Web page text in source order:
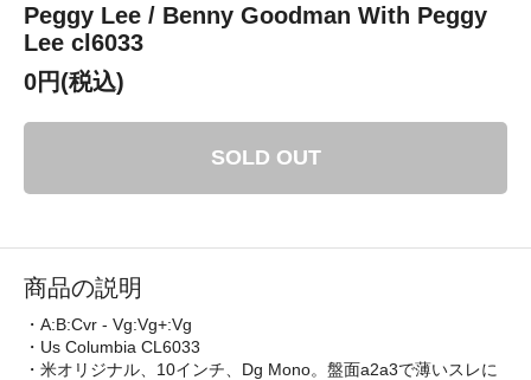
Peggy Lee / Benny Goodman With Peggy
Lee cl6033
0円(税込)
SOLD OUT
商品の説明
・A:B:Cvr - Vg:Vg+:Vg
・Us Columbia CL6033
・米オリジナル、10インチ、Dg Mono。盤面a2a3で薄いスレに